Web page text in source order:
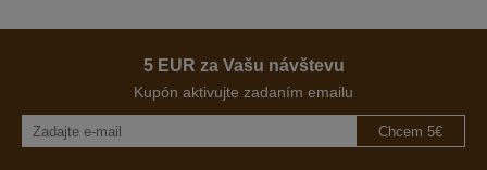
5 EUR za Vašu návštevu
Kupón aktivujte zadaním emailu
Chcem 5€